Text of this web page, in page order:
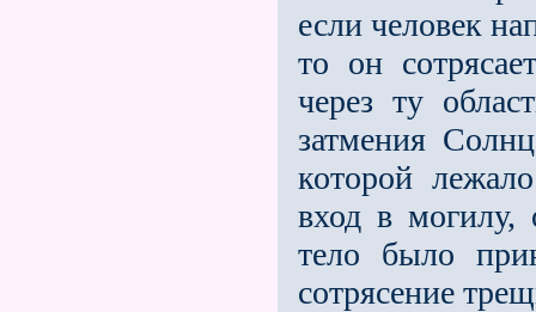
если человек
то он
через ту
затмения
которой
вход в могилу,
тело было
сотрясение